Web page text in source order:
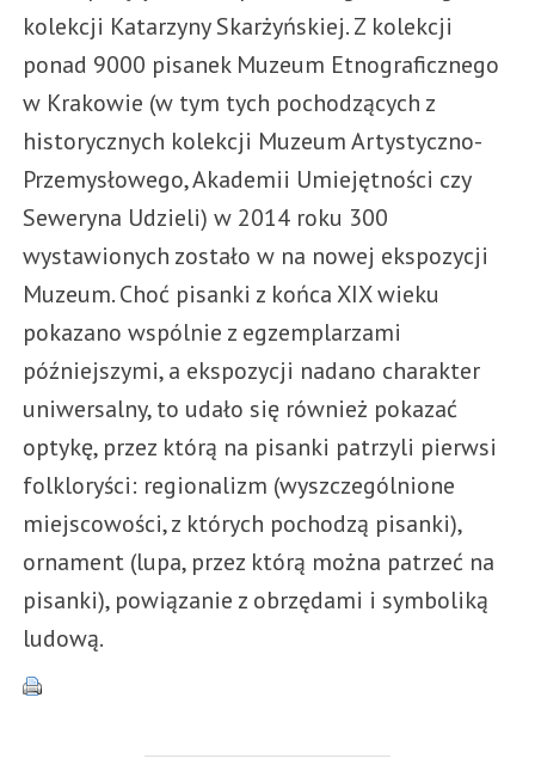
kolekcji Katarzyny Skarżyńskiej. Z kolekcji
ponad 9000 pisanek Muzeum Etnograficznego
w Krakowie (w tym tych pochodzących z
historycznych kolekcji Muzeum Artystyczno-
Przemysłowego, Akademii Umiejętności czy
Seweryna Udzieli) w 2014 roku 300
wystawionych zostało w na nowej ekspozycji
Muzeum. Choć pisanki z końca XIX wieku
pokazano wspólnie z egzemplarzami
późniejszymi, a ekspozycji nadano charakter
uniwersalny, to udało się również pokazać
optykę, przez którą na pisanki patrzyli pierwsi
folkloryści: regionalizm (wyszczególnione
miejscowości, z których pochodzą pisanki),
ornament (lupa, przez którą można patrzeć na
pisanki), powiązanie z obrzędami i symboliką
ludową.